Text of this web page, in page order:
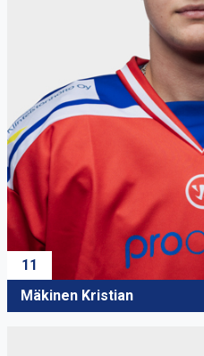
11
Mäkinen Kristian